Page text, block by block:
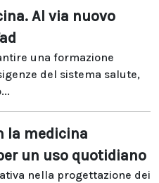
Al via nuovo
una formazione
del sistema salute,
la medicina
un uso quotidiano
nella progettazione dei